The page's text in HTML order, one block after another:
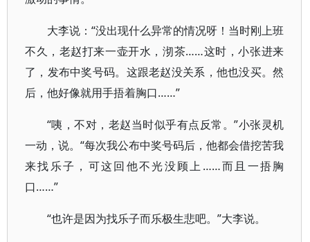
大李说：“没出现什么异常的情况呀！当时刚上班
不久，老赵打来一壶开水，沏茶……这时，小张进来
了，发布中奖号码。这跟老赵没关系，他也没买。然
后，他好像就用手捂着胸口……”
“咦，不对，老赵当时似乎有点反常。”小张灵机
一动，说。“每次我公布中奖号码后，他都会借挖苦我
来找乐子，可这回他不光没顾上……而且一捂胸
口……”
“也许是因为找乐子而乐极生悲吧。”大李说。